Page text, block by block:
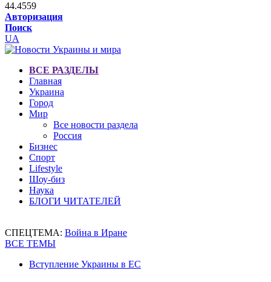
44.4559
Авторизация
Поиск
UA
ВСЕ РАЗДЕЛЫ
Главная
Украина
Город
Мир
Все новости раздела
Россия
Бизнес
Спорт
Lifestyle
Шоу-биз
Наука
БЛОГИ ЧИТАТЕЛЕЙ
СПЕЦТЕМА: Война в Иране
ВСЕ ТЕМЫ
Вступление Украины в ЕС